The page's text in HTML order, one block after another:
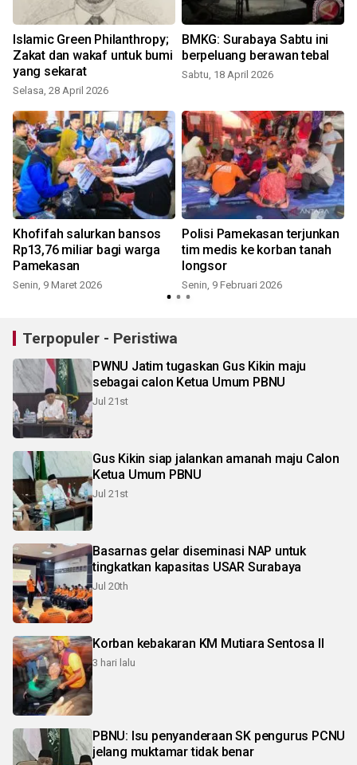
Islamic Green Philanthropy;
Zakat dan wakaf untuk bumi
yang sekarat
Selasa, 28 April 2026
BMKG: Surabaya Sabtu ini
berpeluang berawan tebal
Sabtu, 18 April 2026
Khofifah salurkan bansos
Rp13,76 miliar bagi warga
Pamekasan
Senin, 9 Maret 2026
Polisi Pamekasan terjunkan
tim medis ke korban tanah
longsor
Senin, 9 Februari 2026
Terpopuler - Peristiwa
PWNU Jatim tugaskan Gus Kikin maju
sebagai calon Ketua Umum PBNU
Jul 21st
Gus Kikin siap jalankan amanah maju Calon
Ketua Umum PBNU
Jul 21st
Basarnas gelar diseminasi NAP untuk
tingkatkan kapasitas USAR Surabaya
Jul 20th
Korban kebakaran KM Mutiara Sentosa II
3 hari lalu
PBNU: Isu penyanderaan SK pengurus PCNU
jelang muktamar tidak benar